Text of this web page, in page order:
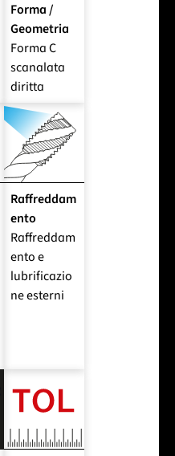
Forma /
Geometria
Forma C
scanalata
diritta
Raffreddam
ento
Raffreddam
ento e
lubrificazio
ne esterni